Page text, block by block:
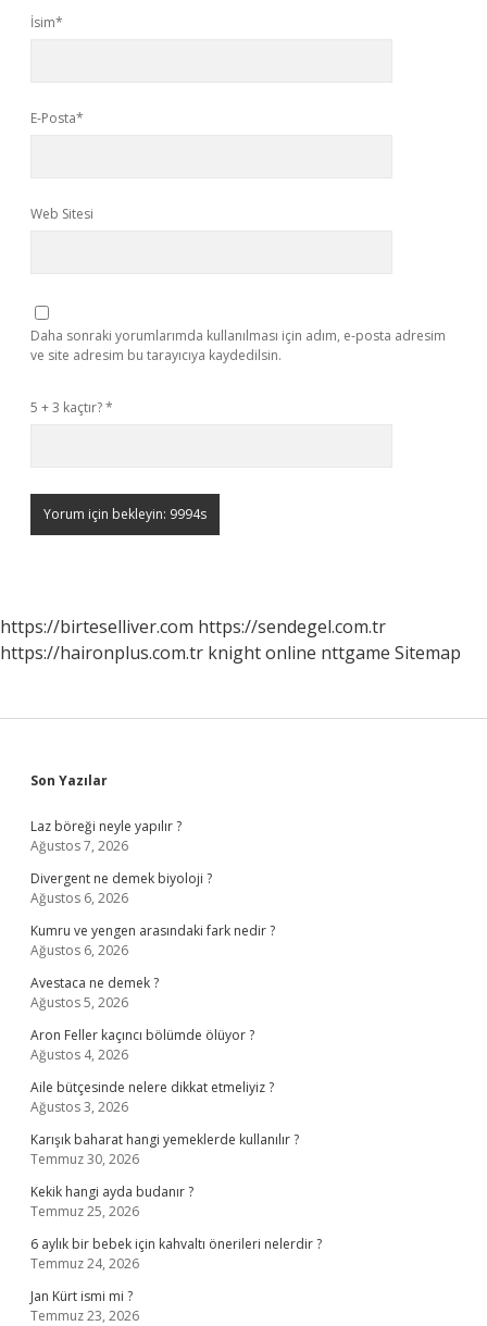
İsim*
E-Posta*
Web Sitesi
Daha sonraki yorumlarımda kullanılması için adım, e-posta adresim
ve site adresim bu tarayıcıya kaydedilsin.
5 + 3 kaçtır?*
https://birteselliver.com https://sendegel.com.tr
https://haironplus.com.tr knight online nttgame Sitemap
Sidebar
Son Yazılar
Laz böreği neyle yapılır ?
Ağustos 7, 2026
Divergent ne demek biyoloji ?
Ağustos 6, 2026
Kumru ve yengen arasındaki fark nedir ?
Ağustos 6, 2026
Avestaca ne demek ?
Ağustos 5, 2026
Aron Feller kaçıncı bölümde ölüyor ?
Ağustos 4, 2026
Aile bütçesinde nelere dikkat etmeliyiz ?
Ağustos 3, 2026
Karışık baharat hangi yemeklerde kullanılır ?
Temmuz 30, 2026
Kekik hangi ayda budanır ?
Temmuz 25, 2026
6 aylık bir bebek için kahvaltı önerileri nelerdir ?
Temmuz 24, 2026
Jan Kürt ismi mi ?
Temmuz 23, 2026